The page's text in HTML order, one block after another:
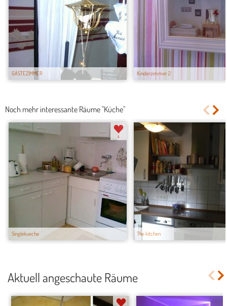
GÄSTEZIMMER Kinderzimmer 2
Noch mehr interessante Räume "Küche"
Singlekueche
4
The kitchen
Aktuell angeschaute Räume